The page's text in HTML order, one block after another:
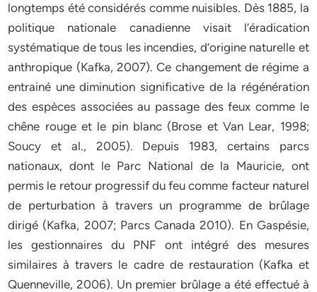
longtemps été considérés comme nuisibles. Dès 1885, la
politique nationale canadienne visait l’éradication
systématique de tous les incendies, d’origine naturelle et
anthropique (Kafka, 2007). Ce changement de régime a
entrainé une diminution significative de la régénération
des espèces associées au passage des feux comme le
chêne rouge et le pin blanc (Brose et Van Lear, 1998;
Soucy et al., 2005). Depuis 1983, certains parcs
nationaux, dont le Parc National de la Mauricie, ont
permis le retour progressif du feu comme facteur naturel
de perturbation à travers un programme de brûlage
dirigé (Kafka, 2007; Parcs Canada 2010). En Gaspésie,
les gestionnaires du PNF ont intégré des mesures
similaires à travers le cadre de restauration (Kafka et
Quenneville, 2006). Un premier brûlage a été effectué à